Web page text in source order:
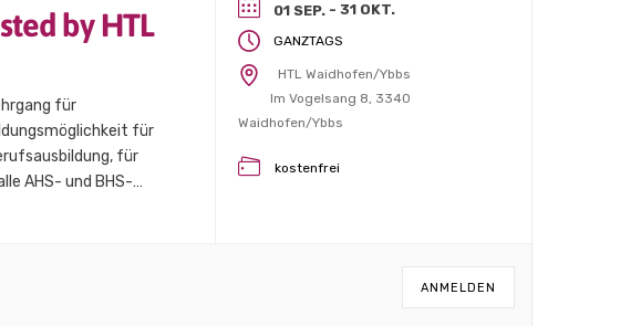
by HTL
für
für
für
AHS- und BHS-
01 SEP. - 31 OKT.
GANZTAGS
HTL Waidhofen/Ybbs
Im Vogelsang 8, 3340
Waidhofen/Ybbs
kostenfrei
ANMELDEN